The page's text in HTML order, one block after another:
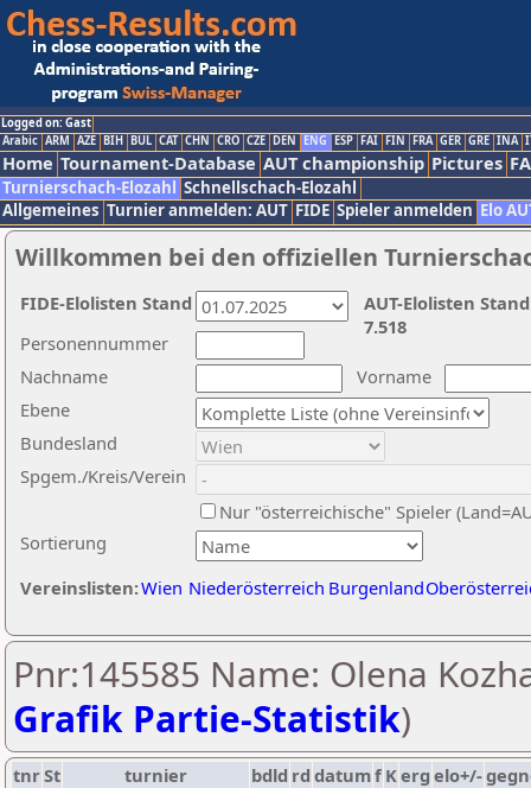
Logged on: Gast
Arabic ARM AZE BIH BUL CAT CHN CRO CZE DEN ENG ESP FAI FIN FRA GER GRE INA
Home Tournament-Database AUT championship Pictures
Turnierschach-Elozahl Schnellschach-Elozahl
Allgemeines Turnier anmelden: AUT FIDE Spieler anmelden Elo
Willkommen bei den offiziellen
Nachname
Vorname
Ebene
Sortierung
Personennummer
Bundesland
Spgem./Kreis/Verein
Nur "österreichische" Spieler
Vereinslisten:Wien Niederösterreich Burgenland
AUT-Elolisten
7.518
FIDE-Elolisten Stand
Pnr:145585 Name: Olena
Grafik Partie-Statistik)
tnrSt turnier bdld rd datumf Kerg elo+/-